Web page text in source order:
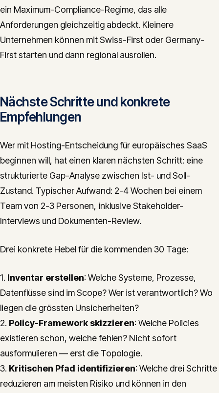
ein Maximum-Compliance-Regime, das alle
Anforderungen gleichzeitig abdeckt. Kleinere
Unternehmen können mit Swiss-First oder Germany-
First starten und dann regional ausrollen.
Nächste Schritte und konkrete
Empfehlungen
Wer mit Hosting-Entscheidung für europäisches SaaS
beginnen will, hat einen klaren nächsten Schritt: eine
strukturierte Gap-Analyse zwischen Ist- und Soll-
Zustand. Typischer Aufwand: 2-4 Wochen bei einem
Team von 2-3 Personen, inklusive Stakeholder-
Interviews und Dokumenten-Review.
Drei konkrete Hebel für die kommenden 30 Tage:
1. Inventar erstellen: Welche Systeme, Prozesse,
Datenflüsse sind im Scope? Wer ist verantwortlich? Wo
liegen die grössten Unsicherheiten?
2. Policy-Framework skizzieren: Welche Policies
existieren schon, welche fehlen? Nicht sofort
ausformulieren — erst die Topologie.
3. Kritischen Pfad identifizieren: Welche drei Schritte
reduzieren am meisten Risiko und können in den